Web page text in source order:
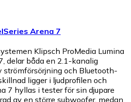
Arena 7
Klipsch ProMedia Lumina
delar båda en 2.1-kanalig
strömförsörjning och Bluetooth-
ligger i ljudprofilen och
7 hyllas i tester för sin djupare
av en större subwoofer, medan